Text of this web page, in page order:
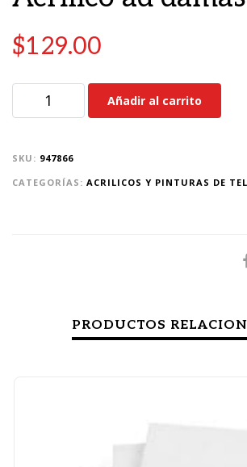
$129.00
Añadir al carrito
SKU: 947866
CATEGORÍAS: ACRILICOS Y PINTURAS DE
PRODUCTOS